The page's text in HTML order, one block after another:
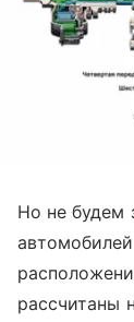
Но не будем
рассчитаны